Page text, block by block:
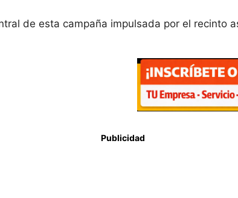
de esta campaña impulsada por el recinto
Publicidad